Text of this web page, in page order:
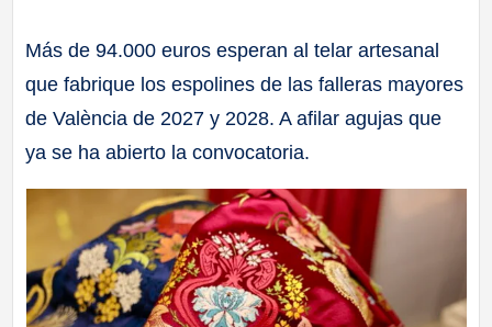
Más de 94.000 euros esperan al telar artesanal
que fabrique los espolines de las falleras mayores
de València de 2027 y 2028. A afilar agujas que
ya se ha abierto la convocatoria.